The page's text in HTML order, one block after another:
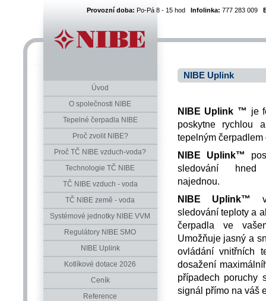
Provozní doba: Po-Pá 8 - 15 hod Infolinka: 777 283 009
Úvod
O společnosti NIBE
Tepelné čerpadla NIBE
Proč zvolit NIBE?
Proč TČ NIBE vzduch-voda?
Technologie TČ NIBE
TČ NIBE vzduch - voda
TČ NIBE země - voda
Systémové jednotky NIBE VVM
Regulátory NIBE SMO
NIBE Uplink
Kotlíkové dotace 2026
Ceník
Reference
NIBE Uplink
NIBE Uplink ™ je
poskytne rychlou
tepelným
NIBE Uplink™
sledování hned
najednou.
NIBE Uplink™
sledování teploty a
čerpadla ve
Umožňuje jasný a
ovládání vnitřních
dosažení
případech poruchy
signál přímo na váš